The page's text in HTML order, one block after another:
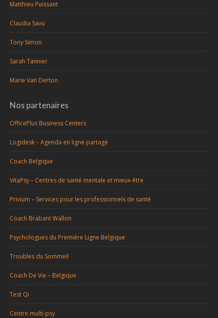
Matthieu Puissant
Claudia Savu
Tony Simon
Sarah Tannier
Marie Van Derton
Nos partenaires
OfficePlus Business Centers
Logidesk – Agenda en ligne partagé
Coach Belgique
VitaPsy – Centres de santé mentale et mieux-être
Privium – Services pour les professionnels de santé
Coach Brabant Wallon
Psychologues du Première Ligne Belgique
Troubles du Sommeil
Coach De Vie – Belgique
Test Qi
Centre multi-psy